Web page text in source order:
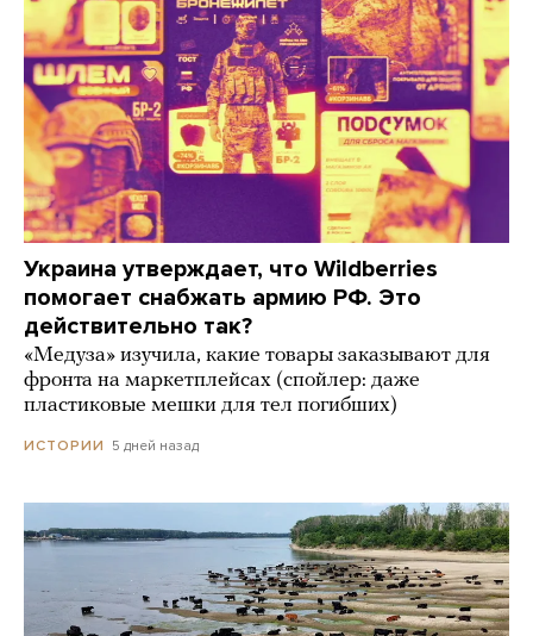
Украина утверждает, что Wildberries
помогает снабжать армию РФ. Это
действительно так?
«Медуза» изучила, какие товары заказывают для
фронта на маркетплейсах (спойлер: даже
пластиковые мешки для тел погибших)
ИСТОРИИ 5 дней назад